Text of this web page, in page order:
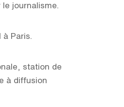
journalisme.
Paris.
station de
à diffusion